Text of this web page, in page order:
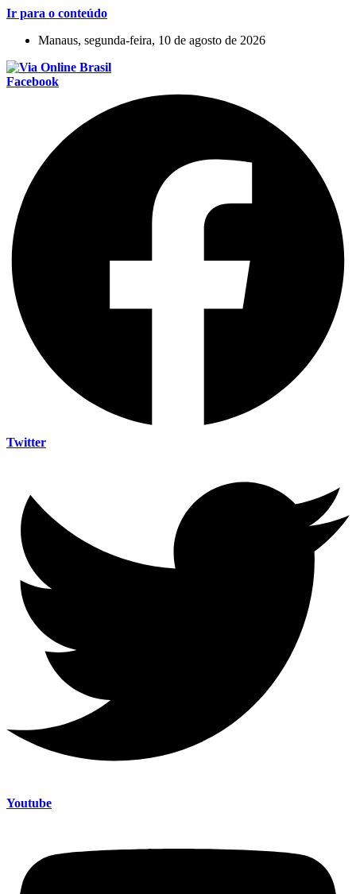
Ir para o conteúdo
Manaus, segunda-feira, 10 de agosto de 2026
Facebook
Twitter
Youtube